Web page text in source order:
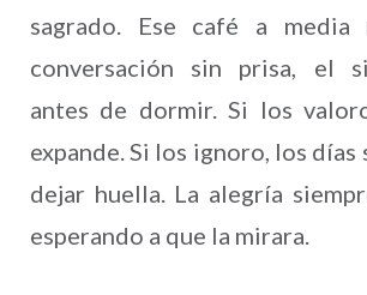
sagrado. Ese café a media
conversación sin prisa, el
antes de dormir. Si los
expande. Si los ignoro, los días
dejar huella. La alegría
esperando a que la mirara.